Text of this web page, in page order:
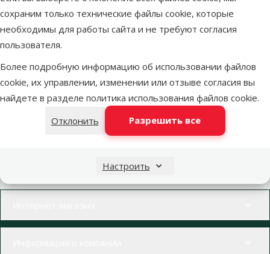
сохраним только технические файлы cookie, которые
необходимы для работы сайта и не требуют согласия
пользователя.
Более подробную информацию об использовании файлов
cookie, их управлении, изменении или отзыве согласия вы
найдете в разделе политика использования файлов cookie.
Отклонить
Разрешить все
Настроить
Более 40 магазинов в Латвии
Наши специалисты всегда готовы помочь.
eveikals@dinozoo.lv
Звони – 26 100 502
Пн.–Пт. 9:00 – 17:00
один из наших магазинов